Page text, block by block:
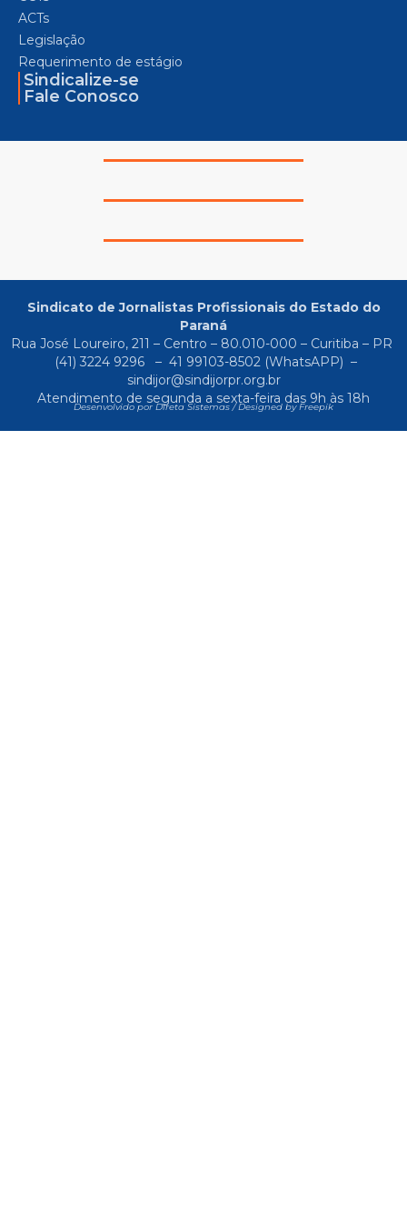
ACTs
Legislação
Requerimento de estágio
Sindicalize-se
Fale Conosco
Sindicato de Jornalistas Profissionais do Estado do
Paraná
Rua José Loureiro, 211 – Centro – 80.010-000 – Curitiba – PR
(41) 3224 9296
– 41 99103-8502(WhatsAPP) –
sindijor@sindijorpr.org.br
Atendimento de segunda a sexta-feira das 9h às 18h
Desenvolvido por Direta Sistemas /Designed by Freepik